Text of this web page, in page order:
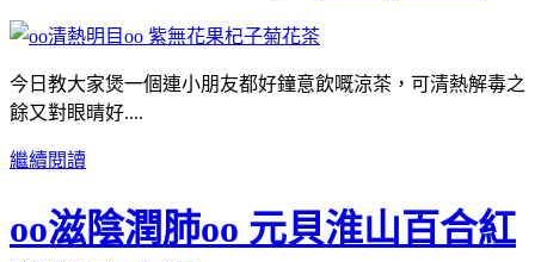
今日教大家煲一個連小朋友都好鐘意飲嘅涼茶，可清熱解毒之
餘又對眼晴好....
繼續閱讀
oo滋陰潤肺oo 元貝淮山百合紅